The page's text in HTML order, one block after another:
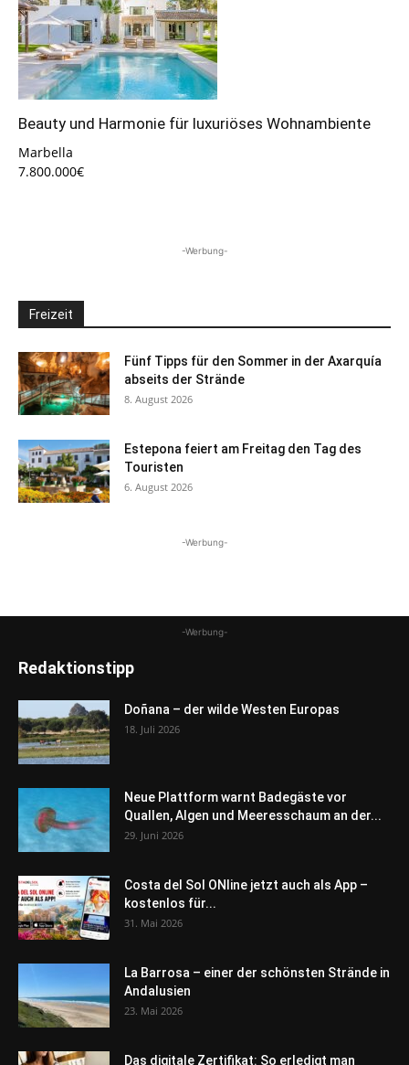
Beauty und Harmonie für luxuriöses Wohnambiente
Marbella
7.800.000€
-Werbung-
Freizeit
Fünf Tipps für den Sommer in der Axarquía
abseits der Strände
8. August 2026
Estepona feiert am Freitag den Tag des
Touristen
6. August 2026
-Werbung-
-Werbung-
Redaktionstipp
Doñana – der wilde Westen Europas
18. Juli 2026
Neue Plattform warnt Badegäste vor
Quallen, Algen und Meeresschaum an der...
29. Juni 2026
Costa del Sol ONline jetzt auch als App –
kostenlos für...
31. Mai 2026
La Barrosa – einer der schönsten Strände in
Andalusien
23. Mai 2026
Das digitale Zertifikat: So erledigt man